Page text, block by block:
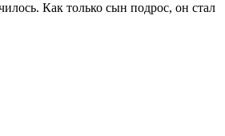
Как только сын подрос, он стал